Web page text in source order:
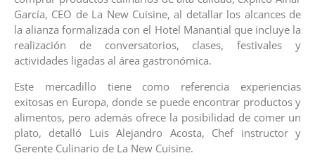
García, CEO de La New Cuisine, al detallar los alcances de
la alianza formalizada con el Hotel Manantial que incluye la
realización de conversatorios, clases, festivales y
actividades ligadas al área gastronómica.
Este mercadillo tiene como referencia experiencias
exitosas en Europa, donde se puede encontrar productos y
alimentos, pero además ofrece la posibilidad de comer un
plato, detalló Luis Alejandro Acosta, Chef instructor y
Gerente Culinario de La New Cuisine.